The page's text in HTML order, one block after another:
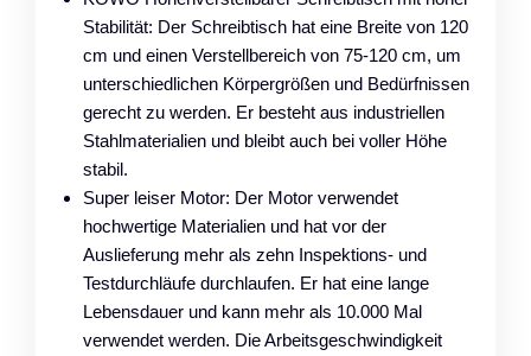
Stabilität: Der Schreibtisch hat eine Breite von 120
cm und einen Verstellbereich von 75-120 cm, um
unterschiedlichen Körpergrößen und Bedürfnissen
gerecht zu werden. Er besteht aus industriellen
Stahlmaterialien und bleibt auch bei voller Höhe
stabil.
Super leiser Motor: Der Motor verwendet
hochwertige Materialien und hat vor der
Auslieferung mehr als zehn Inspektions- und
Testdurchläufe durchlaufen. Er hat eine lange
Lebensdauer und kann mehr als 10.000 Mal
verwendet werden. Die Arbeitsgeschwindigkeit